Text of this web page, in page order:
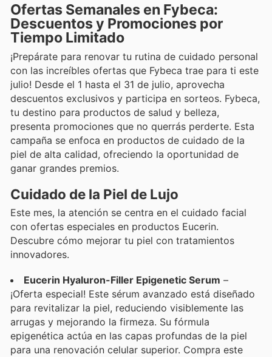
Ofertas Semanales en Fybeca:
Descuentos y Promociones por
Tiempo Limitado
¡Prepárate para renovar tu rutina de cuidado personal
con las increíbles ofertas que Fybeca trae para ti este
julio! Desde el 1 hasta el 31 de julio, aprovecha
descuentos exclusivos y participa en sorteos. Fybeca,
tu destino para productos de salud y belleza,
presenta promociones que no querrás perderte. Esta
campaña se enfoca en productos de cuidado de la
piel de alta calidad, ofreciendo la oportunidad de
ganar grandes premios.
Cuidado de la Piel de Lujo
Este mes, la atención se centra en el cuidado facial
con ofertas especiales en productos Eucerin.
Descubre cómo mejorar tu piel con tratamientos
innovadores.
Eucerin Hyaluron-Filler Epigenetic Serum –
¡Oferta especial! Este sérum avanzado está diseñado
para revitalizar la piel, reduciendo visiblemente las
arrugas y mejorando la firmeza. Su fórmula
epigenética actúa en las capas profundas de la piel
para una renovación celular superior. Compra este